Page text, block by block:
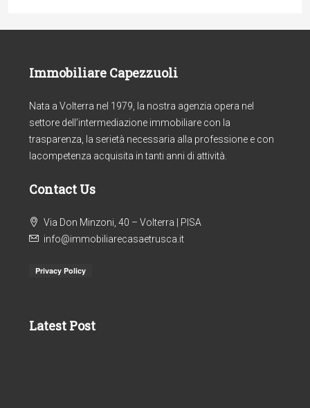
Immobiliare Capezzuoli
Nata a Volterra nel 1979, la nostra agenzia opera nel
settore dell’intermediazione immobiliare con la
trasparenza, la serietà necessaria alla professione e con
lacompetenza acquisita in tanti anni di attività.
Contact Us
Via Don Minzoni, 40 – Volterra | PISA
info@immobiliarecasaetrusca.it
Latest Post